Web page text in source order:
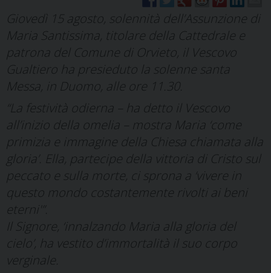
Giovedì 15 agosto, solennità dell’Assunzione di
Maria Santissima, titolare della Cattedrale e
patrona del Comune di Orvieto, il Vescovo
Gualtiero ha presieduto la solenne santa
Messa, in Duomo, alle ore 11.30.
“La festività odierna – ha detto il Vescovo
all’inizio della omelia – mostra Maria ‘come
primizia e immagine della Chiesa chiamata alla
gloria’. Ella, partecipe della vittoria di Cristo sul
peccato e sulla morte, ci sprona a ‘vivere in
questo mondo costantemente rivolti ai beni
eterni'”.
Il Signore, ‘innalzando Maria alla gloria del
cielo’, ha vestito d’immortalità il suo corpo
verginale.